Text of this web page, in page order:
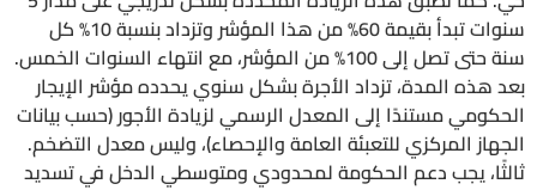
سنوات تبدأ بقيمة 60% من هذا المؤشر وتزداد بنسبة 10% كل
سنة حتى تصل إلى 100% من المؤشر، مع انتهاء السنوات الخمس.
بعد هذه المدة، تزداد الأجرة بشكل سنوي يحدده مؤشر الإيجار
الحكومي مستندًا إلى المعدل الرسمي لزيادة الأجور (حسب بيانات
الجهاز المركزي للتعبئة العامة والإحصاء)، وليس معدل التضخم.
ثالثًا، يجب دعم الحكومة لمحدودي ومتوسطي الدخل في تسديد